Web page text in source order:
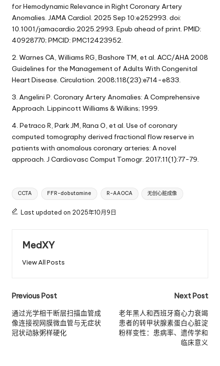
for Hemodynamic Relevance in Right Coronary Artery
Anomalies. JAMA Cardiol. 2025 Sep 10:e252993. doi:
10.1001/jamacardio.2025.2993. Epub ahead of print. PMID:
40928770; PMCID: PMC12423952.
2. Warnes CA, Williams RG, Bashore TM, et al. ACC/AHA 2008
Guidelines for the Management of Adults With Congenital
Heart Disease. Circulation. 2008;118(23):e714-e833.
3. Angelini P. Coronary Artery Anomalies: A Comprehensive
Approach. Lippincott Williams & Wilkins; 1999.
4. Petraco R, Park JM, Rana O, et al. Use of coronary
computed tomography derived fractional flow reserve in
patients with anomalous coronary arteries: A novel
approach. J Cardiovasc Comput Tomogr. 2017;11(1):77-79.
Tags:
CCTA FFR-dobutamine R-AAOCA 无创心脏成像
Last updated on 2025年10月9日
MedXY
View All Posts
Post
navigation
Previous Post
通过光学相干断层扫描血管成
像连接视网膜微血管与无症状
冠状动脉粥样硬化
Next Post
老年黑人和西班牙裔心力衰竭
患者的转甲状腺素蛋白心脏淀
粉样变性：患病率、遗传学和
临床意义